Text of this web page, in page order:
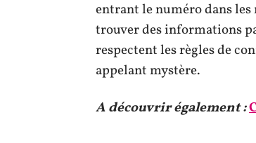
entrant le numéro dans
trouver des informations
respectent les règles de
appelant mystère.
A découvrir également :